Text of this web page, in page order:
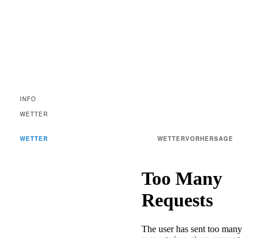
INFO
WETTER
WETTER WETTERVORHERSAGE